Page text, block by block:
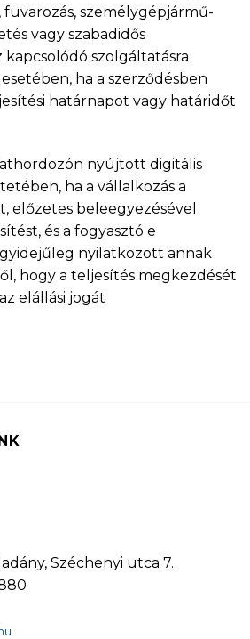
fuvarozás, személygépjármű-
vagy szabadidős
szolgáltatásra
ha a szerződésben
határnapot vagy határidőt
nyújtott digitális
ha a vállalkozás a
előzetes beleegyezésével
és a fogyasztó e
nyilatkozott annak
hogy a teljesítés megkezdését
elállási jogát
Széchenyi utca 7.